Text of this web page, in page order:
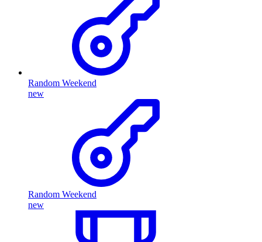
Random Weekend
new
Random Weekend
new